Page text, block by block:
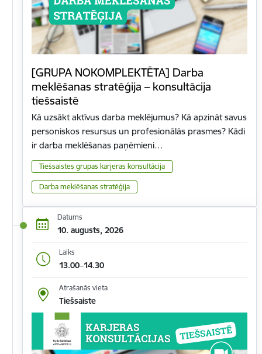
[GRUPA NOKOMPLEKTĒTA] Darba
meklēšanas stratēģija – konsultācija
tiešsaistē
Kā uzsākt aktīvus darba meklējumus? Kā apzināt savus
personiskos resursus un profesionālās prasmes? Kādi
ir darba meklēšanas paņēmieni…
Tiešsaistes grupas karjeras konsultācija
Darba meklēšanas stratēģija
Datums
10. augusts, 2026
Laiks
13.00–14.30
Atrašanās vieta
Tiešsaiste